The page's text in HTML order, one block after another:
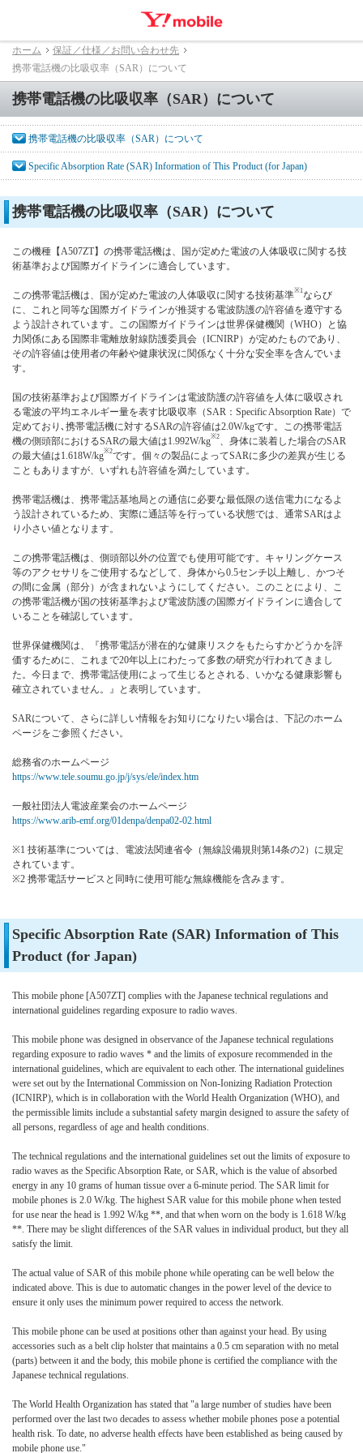
ホーム
保証／仕様／お問い合わせ先
携帯電話機の比吸収率（SAR）について
携帯電話機の比吸収率（SAR）について
携帯電話機の比吸収率（SAR）について
Specific Absorption Rate (SAR) Information of This Product (for Japan)
携帯電話機の比吸収率（SAR）について
この機種【A507ZT】の携帯電話機は、国が定めた電波の人体吸収に関する技
術基準および国際ガイドラインに適合しています。
この携帯電話機は、国が定めた電波の人体吸収に関する技術基準※1ならび
に、これと同等な国際ガイドラインが推奨する電波防護の許容値を遵守する
よう設計されています。この国際ガイドラインは世界保健機関（WHO）と協
力関係にある国際非電離放射線防護委員会（ICNIRP）が定めたものであり、
その許容値は使用者の年齢や健康状況に関係なく十分な安全率を含んでいま
す。
国の技術基準および国際ガイドラインは電波防護の許容値を人体に吸収され
る電波の平均エネルギー量を表す比吸収率（SAR：Specific Absorption Rate）で
定めており､携帯電話機に対するSARの許容値は2.0W/kgです。この携帯電話
機の側頭部におけるSARの最大値は1.992W/kg※2、身体に装着した場合のSAR
の最大値は1.618W/kg※2です。個々の製品によってSARに多少の差異が生じる
こともありますが、いずれも許容値を満たしています。
携帯電話機は、携帯電話基地局との通信に必要な最低限の送信電力になるよ
う設計されているため、実際に通話等を行っている状態では、通常SARはよ
り小さい値となります。
この携帯電話機は、側頭部以外の位置でも使用可能です。キャリングケース
等のアクセサリをご使用するなどして、身体から0.5センチ以上離し、かつそ
の間に金属（部分）が含まれないようにしてください。このことにより、こ
の携帯電話機が国の技術基準および電波防護の国際ガイドラインに適合して
いることを確認しています。
世界保健機関は、『携帯電話が潜在的な健康リスクをもたらすかどうかを評
価するために、これまで20年以上にわたって多数の研究が行われてきまし
た。今日まで、携帯電話使用によって生じるとされる、いかなる健康影響も
確立されていません。』と表明しています。
SARについて、さらに詳しい情報をお知りになりたい場合は、下記のホーム
ページをご参照ください。
総務省のホームページ
https://www.tele.soumu.go.jp/j/sys/ele/index.htm
一般社団法人電波産業会のホームページ
https://www.arib-emf.org/01denpa/denpa02-02.html
※1 技術基準については、電波法関連省令（無線設備規則第14条の2）に規定
されています。
※2 携帯電話サービスと同時に使用可能な無線機能を含みます。
Specific Absorption Rate (SAR) Information of This
Product (for Japan)
This mobile phone [A507ZT] complies with the Japanese technical regulations and
international guidelines regarding exposure to radio waves.
This mobile phone was designed in observance of the Japanese technical regulations
regarding exposure to radio waves * and the limits of exposure recommended in the
international guidelines, which are equivalent to each other. The international guidelines
were set out by the International Commission on Non-Ionizing Radiation Protection
(ICNIRP), which is in collaboration with the World Health Organization (WHO), and
the permissible limits include a substantial safety margin designed to assure the safety of
all persons, regardless of age and health conditions.
The technical regulations and the international guidelines set out the limits of exposure to
radio waves as the Specific Absorption Rate, or SAR, which is the value of absorbed
energy in any 10 grams of human tissue over a 6-minute period. The SAR limit for
mobile phones is 2.0 W/kg. The highest SAR value for this mobile phone when tested
for use near the head is 1.992 W/kg **, and that when worn on the body is 1.618 W/kg
**. There may be slight differences of the SAR values in individual product, but they all
satisfy the limit.
The actual value of SAR of this mobile phone while operating can be well below the
indicated above. This is due to automatic changes in the power level of the device to
ensure it only uses the minimum power required to access the network.
This mobile phone can be used at positions other than against your head. By using
accessories such as a belt clip holster that maintains a 0.5 cm separation with no metal
(parts) between it and the body, this mobile phone is certified the compliance with the
Japanese technical regulations.
The World Health Organization has stated that "a large number of studies have been
performed over the last two decades to assess whether mobile phones pose a potential
health risk. To date, no adverse health effects have been established as being caused by
mobile phone use."